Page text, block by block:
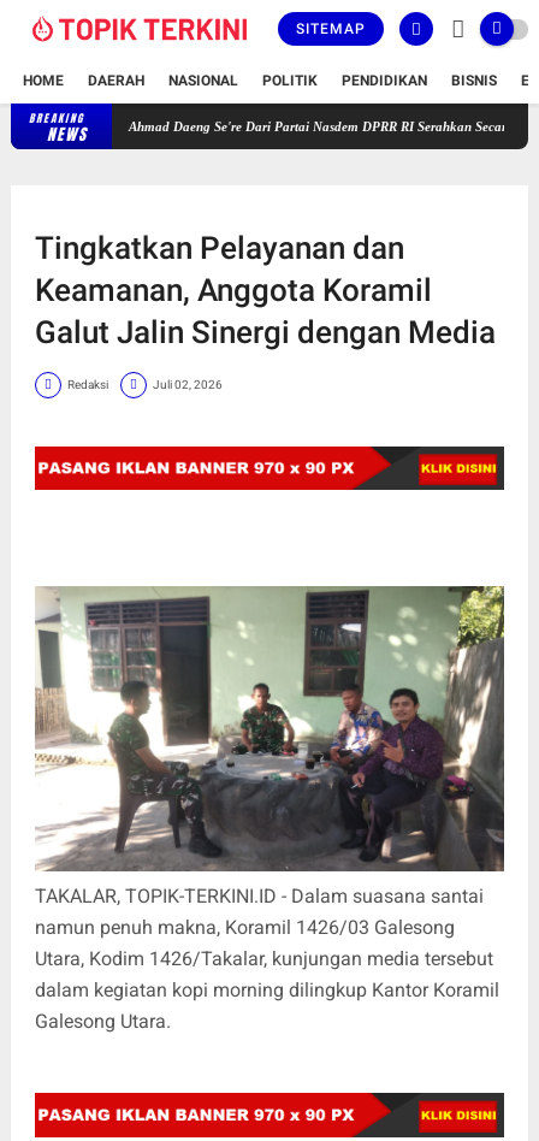
SITEMAP
HOME DAERAH NASIONAL POLITIK PENDIDIKAN BISNIS
BREAKING
NEWS Gelar Reses Masa Persidangan V Tahun 2025-2026, H. Ahmad Daeng
Tingkatkan Pelayanan dan
Keamanan, Anggota Koramil
Galut Jalin Sinergi dengan Media
Redaksi Juli 02, 2026
TAKALAR, TOPIK-TERKINI.ID - Dalam suasana santai
namun penuh makna, Koramil 1426/03 Galesong
Utara, Kodim 1426/Takalar, kunjungan media tersebut
dalam kegiatan kopi morning dilingkup Kantor Koramil
Galesong Utara.